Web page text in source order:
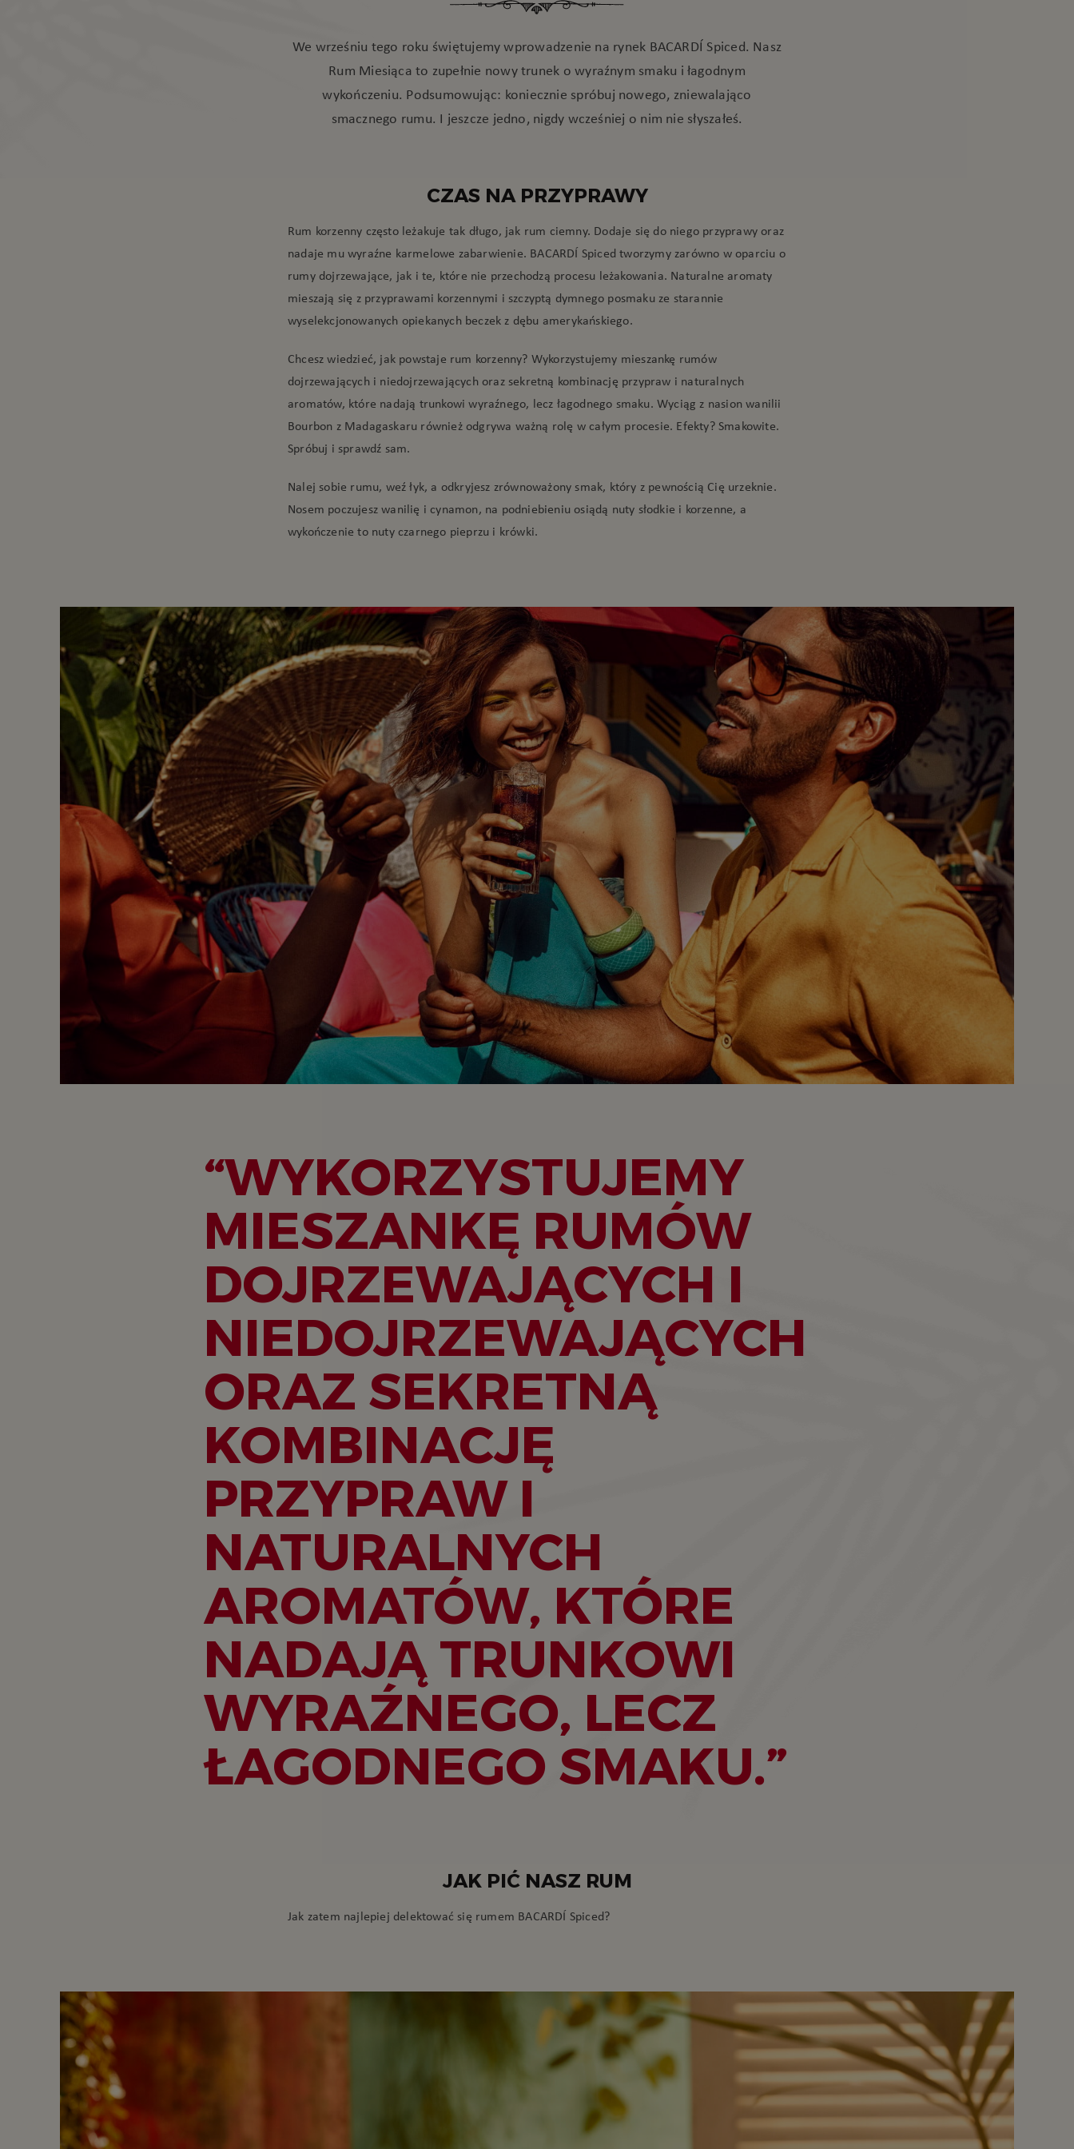
We wrześniu tego roku świętujemy wprowadzenie na rynek BACARDÍ Spiced. Nasz
Rum Miesiąca to zupełnie nowy trunek o wyraźnym smaku i łagodnym
wykończeniu. Podsumowując: koniecznie spróbuj nowego, zniewalająco
smacznego rumu. I jeszcze jedno, nigdy wcześniej o nim nie słyszałeś.
CZAS NA PRZYPRAWY
Rum korzenny często leżakuje tak długo, jak rum ciemny. Dodaje się do niego przyprawy oraz
nadaje mu wyraźne karmelowe zabarwienie. BACARDÍ Spiced tworzymy zarówno w oparciu o
rumy dojrzewające, jak i te, które nie przechodzą procesu leżakowania. Naturalne aromaty
mieszają się z przyprawami korzennymi i szczyptą dymnego posmaku ze starannie
wyselekcjonowanych opiekanych beczek z dębu amerykańskiego.
Chcesz wiedzieć, jak powstaje rum korzenny? Wykorzystujemy mieszankę rumów
dojrzewających i niedojrzewających oraz sekretną kombinację przypraw i naturalnych
aromatów, które nadają trunkowi wyraźnego, lecz łagodnego smaku. Wyciąg z nasion wanilii
Bourbon z Madagaskaru również odgrywa ważną rolę w całym procesie. Efekty? Smakowite.
Spróbuj i sprawdź sam.
Nalej sobie rumu, weź łyk, a odkryjesz zrównoważony smak, który z pewnością Cię urzeknie.
Nosem poczujesz wanilię i cynamon, na podniebieniu osiądą nuty słodkie i korzenne, a
wykończenie to nuty czarnego pieprzu i krówki.
“WYKORZYSTUJEMY
MIESZANKĘ RUMÓW
DOJRZEWAJĄCYCH I
NIEDOJRZEWAJĄCYCH
ORAZ SEKRETNĄ
KOMBINACJĘ
PRZYPRAW I
NATURALNYCH
AROMATÓW, KTÓRE
NADAJĄ TRUNKOWI
WYRAŹNEGO, LECZ
ŁAGODNEGO SMAKU.”
JAK PIĆ NASZ RUM
Jak zatem najlepiej delektować się rumem BACARDÍ Spiced?